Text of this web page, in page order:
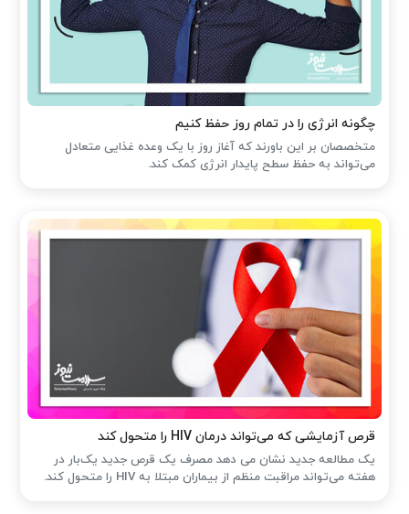
چگونه انرژی را در تمام روز حفظ کنیم
متخصصان بر این باورند که آغاز روز با یک وعده غذایی متعادل
می‌تواند به حفظ سطح پایدار انرژی کمک کند.
قرص آزمایشی که می‌تواند درمان HIV را متحول کند
یک مطالعه جدید نشان می دهد مصرف یک قرص جدید یک‌بار در
هفته می‌تواند مراقبت منظم از بیماران مبتلا به HIV را متحول کند.